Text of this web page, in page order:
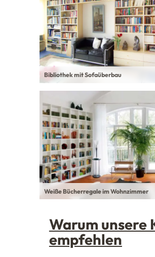
Bibliothek mit Sofaüberbau
Weiße Bücherregale im Wohnzimmer
Warum unsere
empfehlen